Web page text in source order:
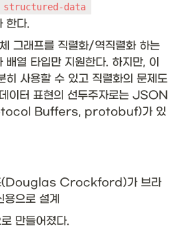
structured-data
한다.
그래프를 직렬화/역직렬화 하는
열 타입만 지원한다. 하지만, 이
히 사용할 수 있고 직렬화의 문제도
이터 표현의 선두주자로는 JSON
Buffers, protobuf)가 있
(Douglas Crockford)가 브라
으로 설계
만들어졌다.